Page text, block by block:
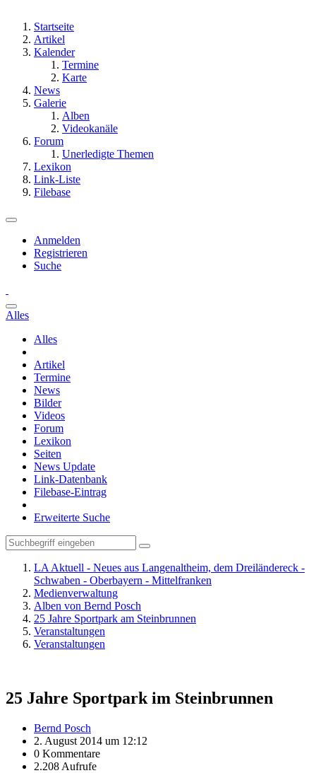
Startseite
Artikel
Kalender
Termine
Karte
News
Galerie
Alben
Videokanäle
Forum
Unerledigte Themen
Lexikon
Link-Liste
Filebase
Anmelden
Registrieren
Suche
Alles
Alles
Artikel
Termine
News
Bilder
Videos
Forum
Lexikon
Seiten
News Update
Link-Datenbank
Filebase-Eintrag
Erweiterte Suche
LA Aktuell - Neues aus Langenaltheim, dem Dreiländereck -
Schwaben - Oberbayern - Mittelfranken
Medienverwaltung
Alben von Bernd Posch
25 Jahre Sportpark am Steinbrunnen
Veranstaltungen
Veranstaltungen
25 Jahre Sportpark im Steinbrunnen
Bernd Posch
2. August 2014 um 12:12
0 Kommentare
2.208 Aufrufe